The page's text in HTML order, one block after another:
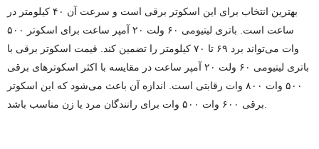
بهترین انتخاب برای این اسکوتر برقی است و سرعت آن ۴۰ کیلومتر در
ساعت است. باتری لیتیومی ۶۰ ولت ۲۰ آمپر ساعت برای اسکوتر ۵۰۰
وات می‌تواند برد ۶۹ تا ۷۰ کیلومتر را تضمین کند. قیمت اسکوتر برقی با
باتری لیتیومی ۶۰ ولت ۲۰ آمپر ساعت در مقایسه با اکثر اسکوترهای برقی
۵۰۰ وات ۸۰۰ وات رقابتی است. اندازه آن باعث می‌شود که این اسکوتر